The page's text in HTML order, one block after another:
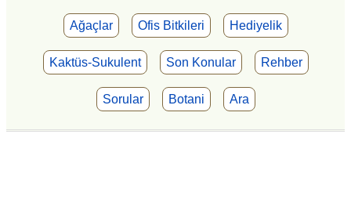
Ağaçlar Ofis Bitkileri Hediyelik
Kaktüs-Sukulent Son Konular Rehber
Sorular Botani Ara